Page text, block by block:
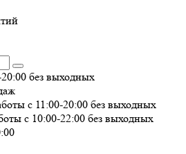
без выходных
с 11:00-20:00 без выходных
с 10:00-22:00 без выходных